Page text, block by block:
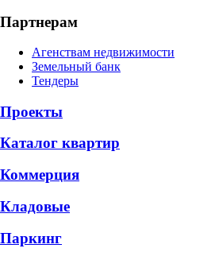
Партнерам
Агенствам недвижимости
Земельный банк
Тендеры
Проекты
Каталог квартир
Коммерция
Кладовые
Паркинг